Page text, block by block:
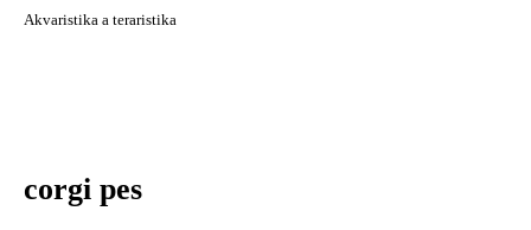
Akvaristika a teraristika
corgi pes